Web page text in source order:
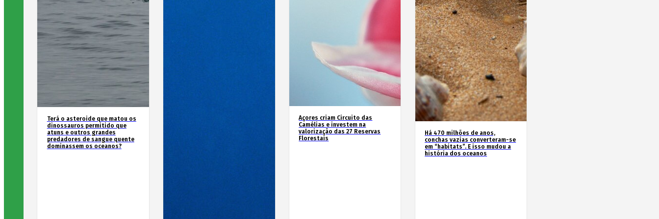
Terá o asteroide que matou os
dinossauros permitido que
atuns e outros grandes
predadores de sangue quente
dominassem os oceanos?
Açores criam Circuito das
Camélias e investem na
valorização das 27 Reservas
Florestais
Há 470 milhões de anos,
conchas vazias converteram-se
em “habitats”. E isso mudou a
história dos oceanos